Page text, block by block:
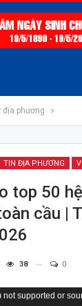
địa phương
TIN ĐỊA PHƯƠNG
top 50
cầu |
38 0
not supported or